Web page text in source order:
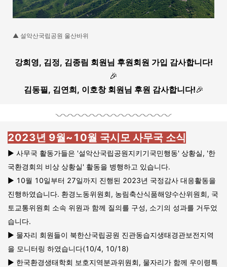
▲ 설악산국립공원 울산바위
강희영, 김정, 김종림 회원님 후원회원 가입 감사합니다!
🎉
김동필, 김연희, 이호창 회원님 후원 감사합니다!🎉
2023년 9월~10월 국시모 사무국 소식
▶️ 사무국 활동가들은 '설악산국립공원지키기국민행동' 상황실, '한
국환경회의 비상 상황실' 활동을 병행하고 있습니다.
▶️ 10월 10일부터 27일까지 진행된 2023년 국정감사 대응활동을
진행하였습니다. 환경노동위원회, 농림축산식품해양수산위원회, 국
토교통위원회 소속 위원과 함께 질의를 구성, 소기의 성과를 거두었
습니다.
▶️ 물자리 회원들이 북한산국립공원 진관동습지생태경관보전지역
을 모니터링 하였습니다(10/4, 10/18)
▶️ 한국환경생태학회 보호지역분과위원회, 물자리가 함께 우이령특